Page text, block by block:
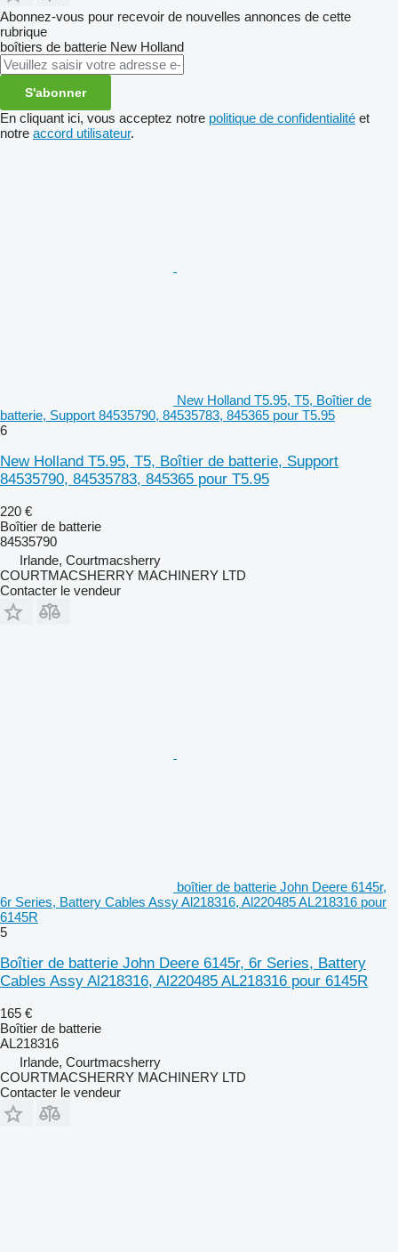
Abonnez-vous pour recevoir de nouvelles annonces de cette
rubrique
boîtiers de batterie New Holland
S'abonner
En cliquant ici, vous acceptez notre politique de confidentialité et
notre accord utilisateur.
New Holland T5.95, T5, Boîtier de
batterie, Support 84535790, 84535783, 845365 pour T5.95
6
New Holland T5.95, T5, Boîtier de batterie, Support
84535790, 84535783, 845365 pour T5.95
220 €
Boîtier de batterie
84535790
Irlande, Courtmacsherry
COURTMACSHERRY MACHINERY LTD
Contacter le vendeur
boîtier de batterie John Deere 6145r,
6r Series, Battery Cables Assy Al218316, Al220485 AL218316 pour
6145R
5
Boîtier de batterie John Deere 6145r, 6r Series, Battery
Cables Assy Al218316, Al220485 AL218316 pour 6145R
165 €
Boîtier de batterie
AL218316
Irlande, Courtmacsherry
COURTMACSHERRY MACHINERY LTD
Contacter le vendeur